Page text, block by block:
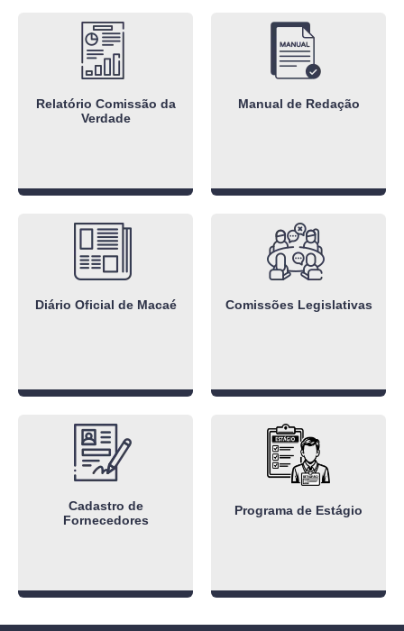
Relatório Comissão da
Verdade
Manual de Redação
Diário Oficial de Macaé Comissões Legislativas
Cadastro de
Fornecedores
Programa de Estágio